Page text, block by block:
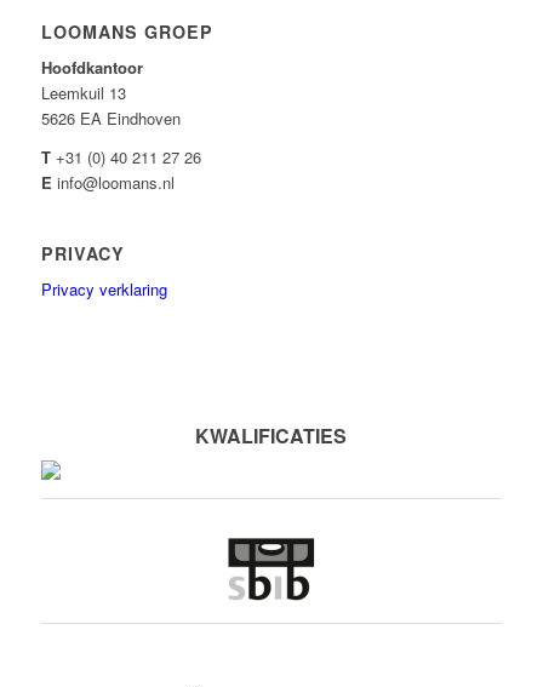
LOOMANS GROEP
Hoofdkantoor
Leemkuil 13
5626 EA Eindhoven
T +31 (0) 40 211 27 26
E info@loomans.nl
PRIVACY
Privacy verklaring
KWALIFICATIES